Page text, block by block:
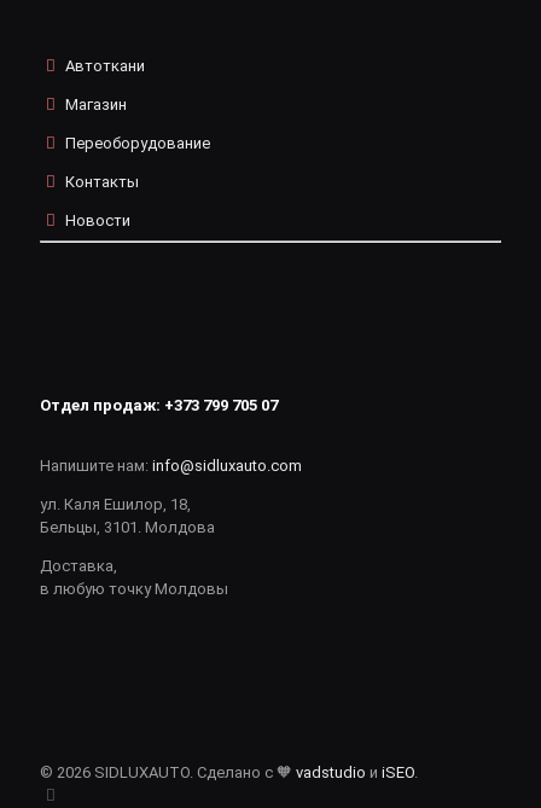
Автоткани
Магазин
Переоборудование
Контакты
Новости
Отдел продаж: +373 799 705 07
Напишите нам: info@sidluxauto.com
ул. Каля Ешилор, 18,
Бельцы, 3101. Молдова
Доставка,
в любую точку Молдовы
© 2026 SIDLUXAUTO. Сделано с 🧡 vadstudio и iSEO